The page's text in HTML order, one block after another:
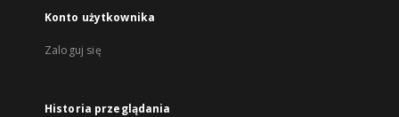
Konto użytkownika
Zaloguj się
Historia przeglądania